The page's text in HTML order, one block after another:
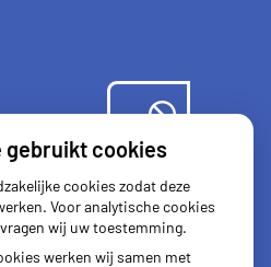
Anticonceptie
middelen
gebruikt cookies
cookies zodat deze
Voor analytische cookies
wij uw toestemming.
werken wij samen met